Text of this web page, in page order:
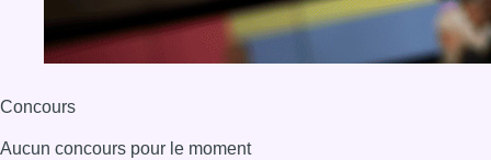
Concours
Aucun concours pour le moment